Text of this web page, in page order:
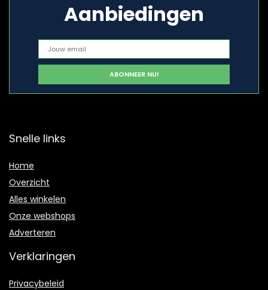
Aanbiedingen
Snelle links
Home
Overzicht
Alles winkelen
Onze webshops
Adverteren
Verklaringen
Privacybeleid